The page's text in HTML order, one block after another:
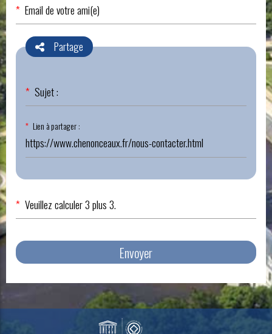
Champ
obligatoire
Email de votre ami(e)
*
Partage
Champ
obligatoire
Sujet :
*
Champ
obligatoire
Lien à partager :
*
Veuillez calculer 3 plus 3.
*